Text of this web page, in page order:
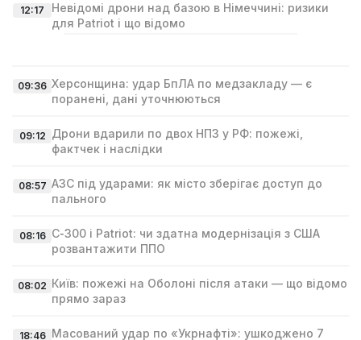
12:17
Невідомі дрони над базою в Німеччині: ризики
для Patriot і що відомо
09:36 Херсонщина: удар БпЛА по медзакладу — є
поранені, дані уточнюються
09:12 Дрони вдарили по двох НПЗ у РФ: пожежі,
фактчек і наслідки
08:57 АЗС під ударами: як місто зберігає доступ до
пального
08:16 С‑300 і Patriot: чи здатна модернізація з США
розвантажити ППО
08:02 Київ: пожежі на Оболоні після атаки — що відомо
прямо зараз
18:46 Масований удар по «Укрнафті»: ушкоджено 7